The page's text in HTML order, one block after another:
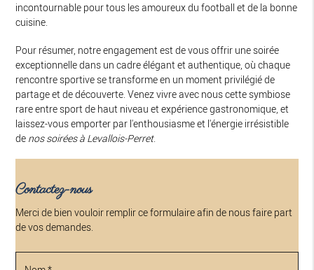
incontournable pour tous les amoureux du football et de la bonne
cuisine.
Pour résumer, notre engagement est de vous offrir une soirée
exceptionnelle dans un cadre élégant et authentique, où chaque
rencontre sportive se transforme en un moment privilégié de
partage et de découverte. Venez vivre avec nous cette symbiose
rare entre sport de haut niveau et expérience gastronomique, et
laissez-vous emporter par l'enthousiasme et l'énergie irrésistible
de nos soirées à Levallois-Perret.
Contactez-nous
Merci de bien vouloir remplir ce formulaire afin de nous faire part
de vos demandes.